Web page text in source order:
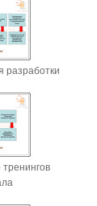
разработки